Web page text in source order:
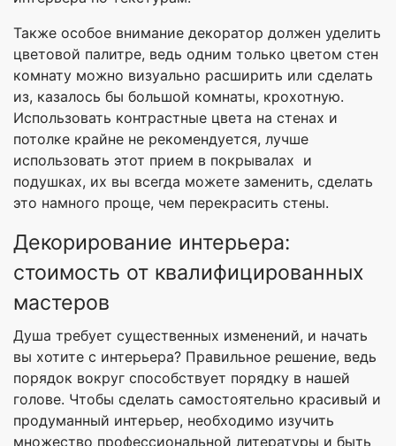
Также особое внимание декоратор должен уделить
цветовой палитре, ведь одним только цветом стен
комнату можно визуально расширить или сделать
из, казалось бы большой комнаты, крохотную.
Использовать контрастные цвета на стенах и
потолке крайне не рекомендуется, лучше
использовать этот прием в покрывалах и
подушках, их вы всегда можете заменить, сделать
это намного проще, чем перекрасить стены.
Декорирование интерьера:
стоимость от квалифицированных
мастеров
Душа требует существенных изменений, и начать
вы хотите с интерьера? Правильное решение, ведь
порядок вокруг способствует порядку в нашей
голове. Чтобы сделать самостоятельно красивый и
продуманный интерьер, необходимо изучить
множество профессиональной литературы и быть